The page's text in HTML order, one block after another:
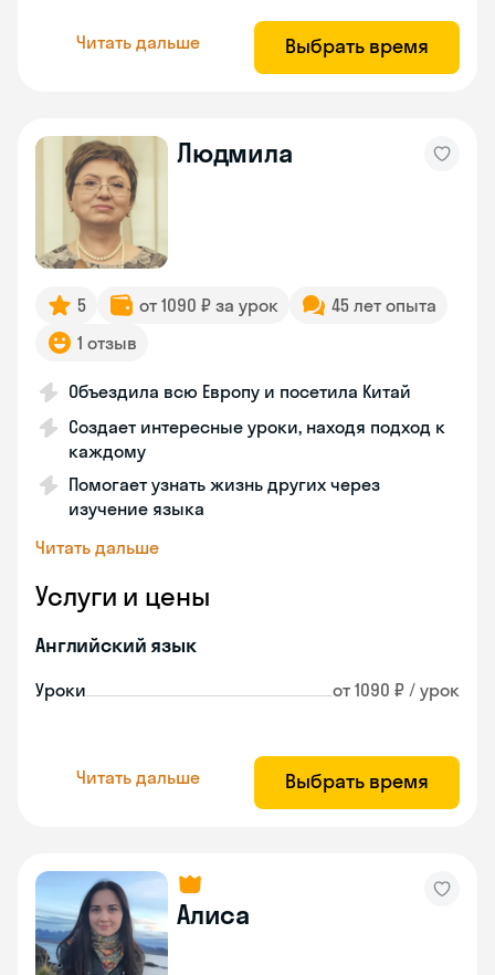
Читать дальше Выбрать время
Людмила
5 от 1090 ₽ за урок
45 лет опыта
1 отзыв
Объездила всю Европу и посетила Китай
Создает интересные уроки, находя подход к
каждому
Помогает узнать жизнь других через
изучение языка
Читать дальше
Услуги и цены
Английский язык
Уроки от 1090 ₽ / урок
Читать дальше Выбрать время
Алиса